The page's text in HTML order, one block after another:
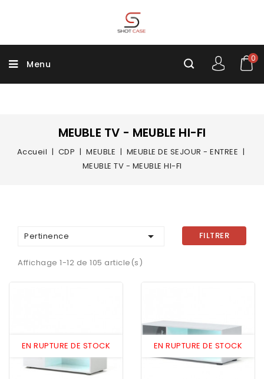
Menu
0
MEUBLE TV - MEUBLE HI-FI
Accueil CDP MEUBLE
MEUBLE DE SEJOUR - ENTREE
MEUBLE TV - MEUBLE HI-FI
Pertinence  FILTRER
Affichage 1-12 de 105 article(s)
EN RUPTURE DE STOCK EN RUPTURE DE STOCK